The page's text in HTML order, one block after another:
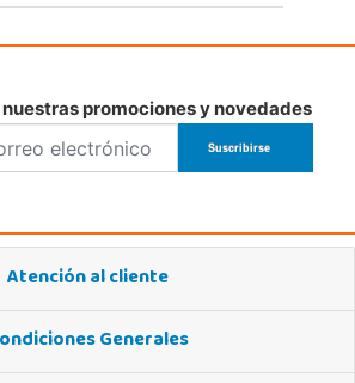
promociones y novedades
Atención al cliente
Generales